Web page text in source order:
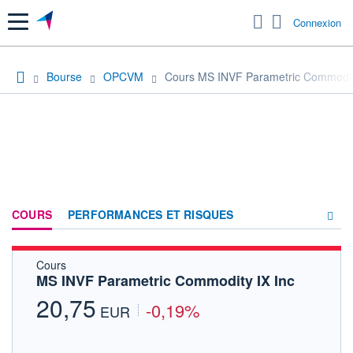
Menu Connexion
Bourse OPCVM Cours MS INVF Parametric
COURS PERFORMANCES ET RISQUES
Cours
MS INVF Parametric Commodity IX Inc
20,75 EUR -0,19%